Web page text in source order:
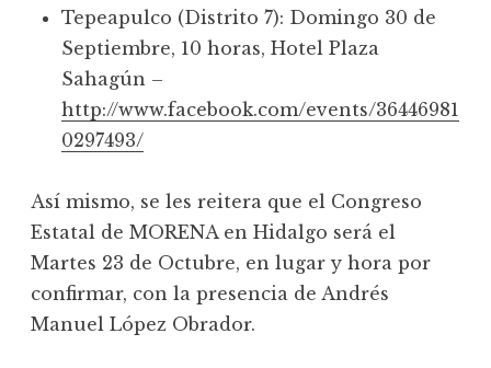
Tepeapulco (Distrito 7): Domingo 30 de
Septiembre, 10 horas, Hotel Plaza
Sahagún –
http://www.facebook.com/events/36446981
0297493/
Así mismo, se les reitera que el Congreso
Estatal de MORENA en Hidalgo será el
Martes 23 de Octubre, en lugar y hora por
confirmar, con la presencia de Andrés
Manuel López Obrador.